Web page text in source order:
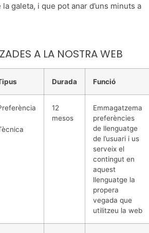
galeta, i que pot anar d’uns minuts a
A LA NOSTRA WEB
Durada Funció
12
mesos
Emmagatzema
preferències
de llenguatge
de l’usuari i us
serveix el
contingut en
aquest
llenguatge la
propera
vegada que
utilitzeu la web